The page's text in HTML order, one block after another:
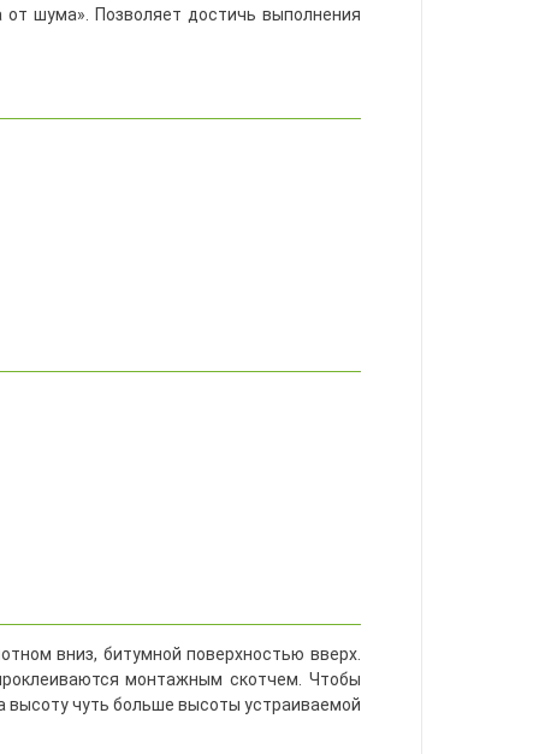
шума». Позволяет достичь выполнения
вниз, битумной поверхностью вверх.
монтажным скотчем. Чтобы
высоту чуть больше высоты устраиваемой